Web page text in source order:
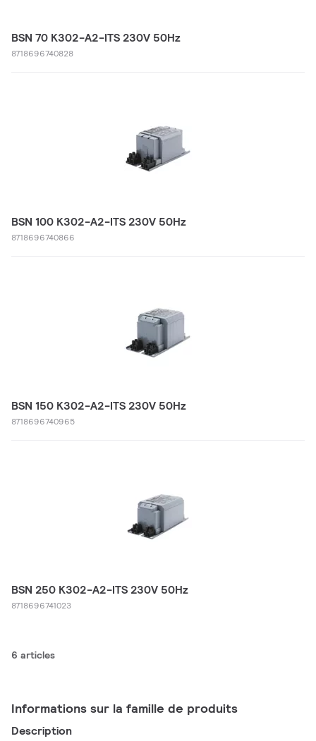
BSN 70 K302-A2-ITS 230V 50Hz
8718696740828
BSN 100 K302-A2-ITS 230V 50Hz
8718696740866
BSN 150 K302-A2-ITS 230V 50Hz
8718696740965
BSN 250 K302-A2-ITS 230V 50Hz
8718696741023
6 articles
Informations sur la famille de produits
Description